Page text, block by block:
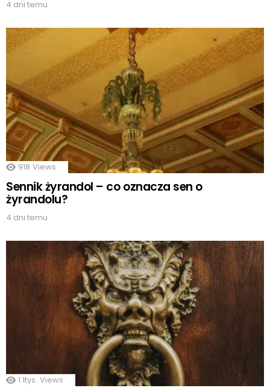
4 dni temu
918 Views
Sennik żyrandol – co oznacza sen o
żyrandolu?
4 dni temu
1.1tys. Views